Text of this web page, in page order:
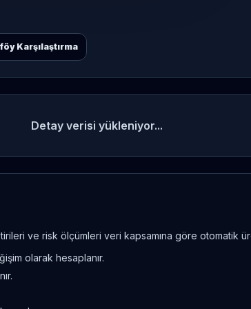
Karşılaştırma
Detay verisi yükleniyor...
ve risk ölçümleri veri kapsamına göre otomatik
olarak hesaplanır.